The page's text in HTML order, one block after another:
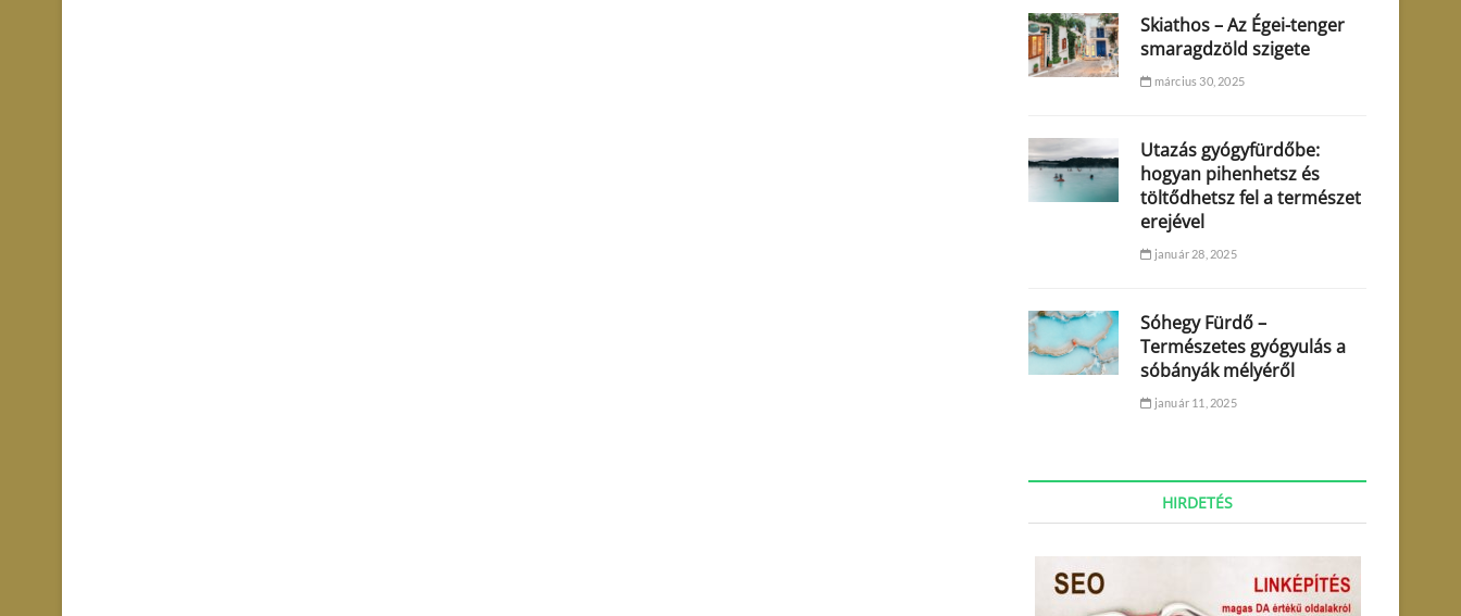
Skiathos – Az Égei-tenger
smaragdzöld szigete
március 30, 2025
Utazás gyógyfürdőbe:
hogyan pihenhetsz és
töltődhetsz fel a természet
erejével
január 28, 2025
Sóhegy Fürdő –
Természetes gyógyulás a
sóbányák mélyéről
január 11, 2025
HIRDETÉS